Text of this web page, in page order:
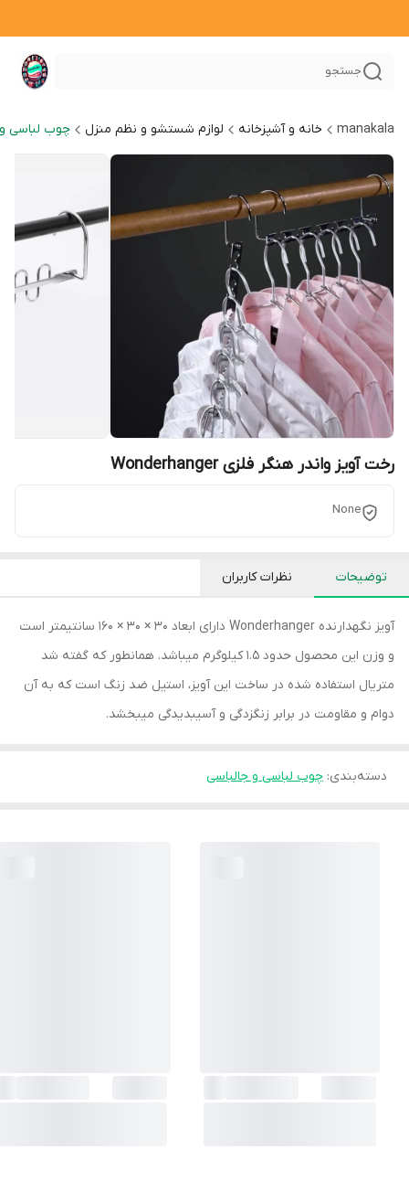
جستجو
manakala خانه و آشپزخانه لوازم شستشو و نظم منزل چوب لباسی
رخت آویز واندر هنگر فلزی Wonderhanger
None
توضیحات نظرات کاربران
آویز نگهدارنده Wonderhanger دارای ابعاد 30 × 30 × 160 سانتیمتر است
و وزن این محصول حدود 1.5 کیلوگرم میباشد. همانطور که گفته شد
متریال استفاده شده در ساخت این آویز، استیل ضد زنگ است که به آن
دوام و مقاومت در برابر زنگزدگی و آسیبدیدگی میبخشد.
دسته‌بندی: چوب لباسی و جالباسی